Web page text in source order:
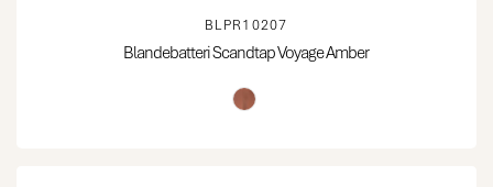
BLPR10207
Blandebatteri Scandtap Voyage Amber